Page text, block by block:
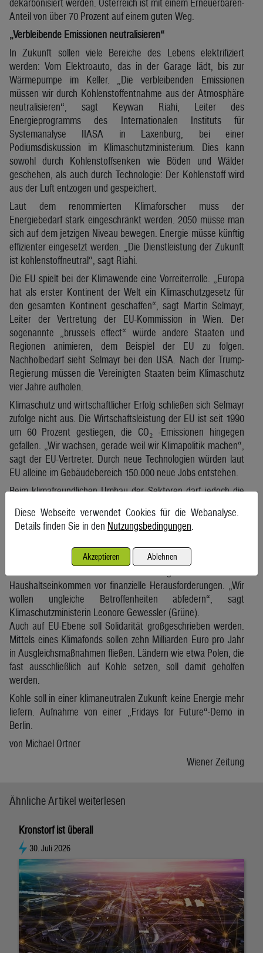
Anteil von über 70 Prozent auf einem guten Weg.
„Verbleibende Emissionen neutralisieren“
In Zukunft sollen viele Bereiche des Lebens elektrifiziert
werden: Vom Elektroauto, das in der Garage lädt, bis zur
Wärmepumpe im Keller. „Die verbleibenden Emissionen
müssen wir durch Kohlenstoffentnahme aus der Atmosphäre
neutralisieren“, sagt Keywan Riahi, Leiter des
Energieprogramms des Internationalen Instituts für
Systemanalyse IIASA in Laxenburg, bei einer
Podiumsdiskussion im Klimaschutzministerium. Dies kann
sowohl durch Kohlenstoffsenken wie Böden und Wälder
geschehen, als auch durch Technologie: Der Kohlenstoff wird
aus der Luft entzogen und gespeichert.
Laut dem renommierten Klimaforscher muss der
Energiebedarf stark eingeschränkt werden. 2050 müsse man
sich auf dem jetzigen Niveau bewegen. Energie müsse künftig
effizienter eingesetzt werden. „Die Dienstleistung der Zukunft
ist kohlenstoffneutral“, sagt Riahi.
Die EU spielt bei der Klimawende eine Vorreiterrolle. „Europa
hat als erster Kontinent der Welt ein Klimaschutzgesetz für
den gesamten Kontinent geschaffen“, sagt Martin Selmayr,
Leiter der Vertretung der EU-Kommission in Wien. Der
sogenannte „brussels effect“ würde andere Staaten und
Regionen animieren, dem Beispiel der EU zu folgen.
Nachholbedarf sieht Selmayr bei den USA. Nach der Trump-
Regierung müssen die Vereinigten Staaten beim Klimaschutz
vier Jahre aufholen.
Klimaschutz und wirtschaftlicher Erfolg schließen sich Selmayr
zufolge nicht aus. Die Wirtschaftsleistung der EU ist seit 1990
um 60 Prozent gestiegen, die CO₂ -Emissionen hingegen
gefallen. „Wir wachsen, gerade weil wir Klimapolitik machen“,
sagt der EU-Vertreter. Durch neue Technologien würden laut
EU alleine im Gebäudebereich 150.000 neue Jobs entstehen.
Beim klimafreundlichen Umbau der Sektoren darf jedoch die
Nicht alle Haushalte können sich etwa einen Umstieg auf
klimafreundliche Mobilität leisten, beim öffentlichen
Nahverkehr gibt es immer noch enorme Unterschiede
zwischen Stadt und Land. Der Wechsel von der Ölheizung auf
Haushaltseinkommen vor finanzielle Herausforderungen. „Wir
wollen ungleiche Betroffenheiten abfedern“, sagt
Klimaschutzministerin Leonore Gewessler (Grüne).
Auch auf EU-Ebene soll Solidarität großgeschrieben werden.
Mittels eines Klimafonds sollen zehn Milliarden Euro pro Jahr
in Ausgleichsmaßnahmen fließen. Ländern wie etwa Polen, die
fast ausschließlich auf Kohle setzen, soll damit geholfen
werden.
Kohle soll in einer klimaneutralen Zukunft keine Energie mehr
liefern. Aufnahme von einer „Fridays for Future“-Demo in
Berlin.
von Michael Ortner
Wiener Zeitung
Ähnliche Artikel weiterlesen
Kronstorf ist überall
30. Juli 2026
Diese Webseite verwendet Cookies für die Webanalyse.
Details finden Sie in den Nutzungsbedingungen
Akzeptieren Ablehnen